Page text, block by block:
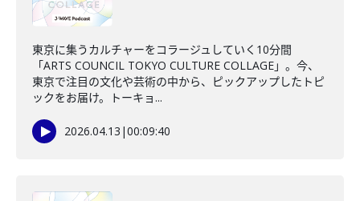
東京に集うカルチャーをコラージュしていく10分間
「ARTS COUNCIL TOKYO CULTURE COLLAGE」。今、
東京で注目の文化や芸術の中から、ピックアップしたトピ
ックをお届け。トーキョ...
2026.04.13 |00:09:40